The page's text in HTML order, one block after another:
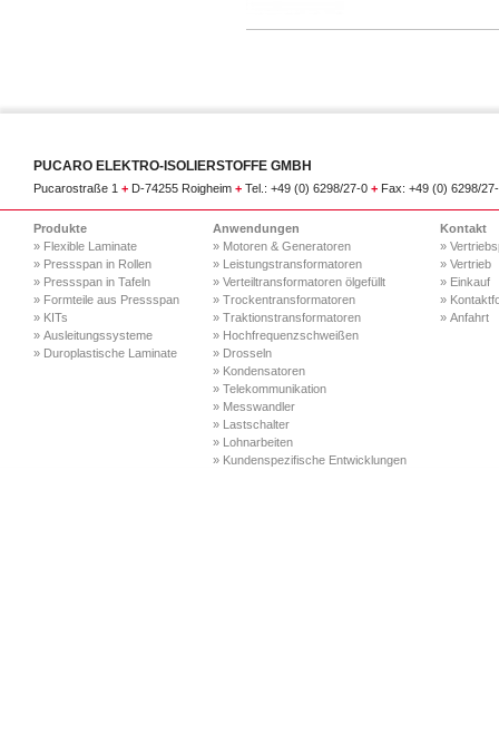
PUCARO ELEKTRO-ISOLIERSTOFFE GMBH
Pucarostraße 1 + D-74255 Roigheim + Tel.: +49 (0) 6298/27-0 + Fax: +49 (0) 6298/
Produkte
» Flexible Laminate
» Pressspan in Rollen
» Pressspan in Tafeln
» Formteile aus Pressspan
» KITs
» Ausleitungssysteme
» Duroplastische Laminate
Anwendungen
» Motoren & Generatoren
» Leistungstransformatoren
» Verteiltransformatoren ölgefüllt
» Trockentransformatoren
» Traktionstransformatoren
» Hochfrequenzschweißen
» Drosseln
» Kondensatoren
» Telekommunikation
» Messwandler
» Lastschalter
» Lohnarbeiten
» Kundenspezifische Entwicklungen
Kontakt
»
» Vertrieb
» Einkauf
»
» Anfahrt